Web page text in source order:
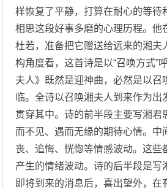
样恢复了平静，打算在耐心的等待
相思这段好事多磨的心理历程。他
杜若，准备把它赠送给远来的
构角度看，这首诗是以“召唤方式”
夫人》既然是迎神曲，必然是以召
临。全诗以召唤湘夫人到来作为出
贯穿其中。诗的前半段主要写湘君
而不见、遇而无缘的期待心情。中
丧、追悔、恍惚等情感波动。这些
产生的情绪波动。诗的后半段是写
即将到来的消息后，喜出望外，在